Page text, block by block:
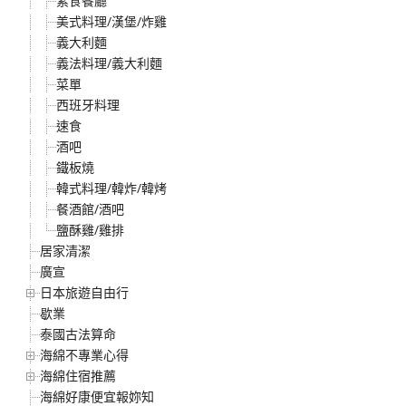
美式料理/漢堡/炸雞
義大利麵
義法料理/義大利麵
菜單
西班牙料理
速食
酒吧
鐵板燒
韓式料理/韓炸/韓烤
餐酒館/酒吧
鹽酥雞/雞排
居家清潔
廣宣
日本旅遊自由行
歇業
泰國古法算命
海綿不專業心得
海綿住宿推薦
海綿好康便宜報妳知